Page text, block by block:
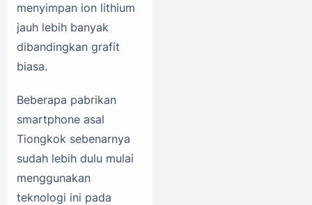
menyimpan ion lithium
jauh lebih banyak
dibandingkan grafit
biasa.
Beberapa pabrikan
smartphone asal
Tiongkok sebenarnya
sudah lebih dulu mulai
menggunakan
teknologi ini pada